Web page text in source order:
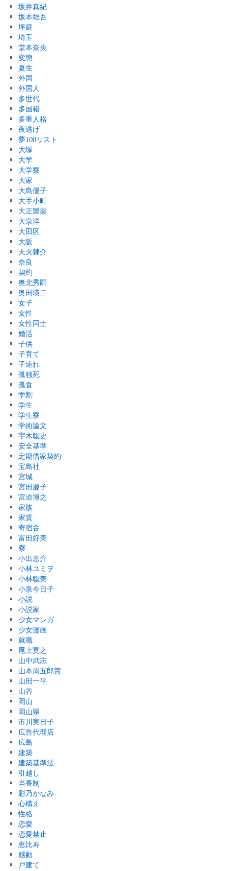
坂井真紀
坂本雄吾
坪庭
埼玉
堂本奈央
変態
夏生
外国
外国人
多世代
多国籍
多重人格
夜逃げ
夢100リスト
大塚
大学
大学寮
大家
大島優子
大手小町
大正製薬
大泉洋
大田区
大阪
天火隷介
奈良
契約
奥北秀嗣
奥田瑛二
女子
女性
女性同士
婚活
子供
子育て
子連れ
孤独死
孤食
学割
学生
学生寮
学術論文
宇木聡史
安全基準
定期借家契約
宝島社
宮城
宮田慶子
宮迫博之
家族
家賃
寄宿舎
富田好美
寮
小出恵介
小林ユミヲ
小林聡美
小泉今日子
小説
小説家
少女マンガ
少女漫画
就職
尾上寛之
山中武志
山本周五郎賞
山田一平
山谷
岡山
岡山県
市川実日子
広告代理店
広島
建築
建築基準法
引越し
当番制
彩乃かなみ
心構え
性格
恋愛
恋愛禁止
恵比寿
感動
戸建て